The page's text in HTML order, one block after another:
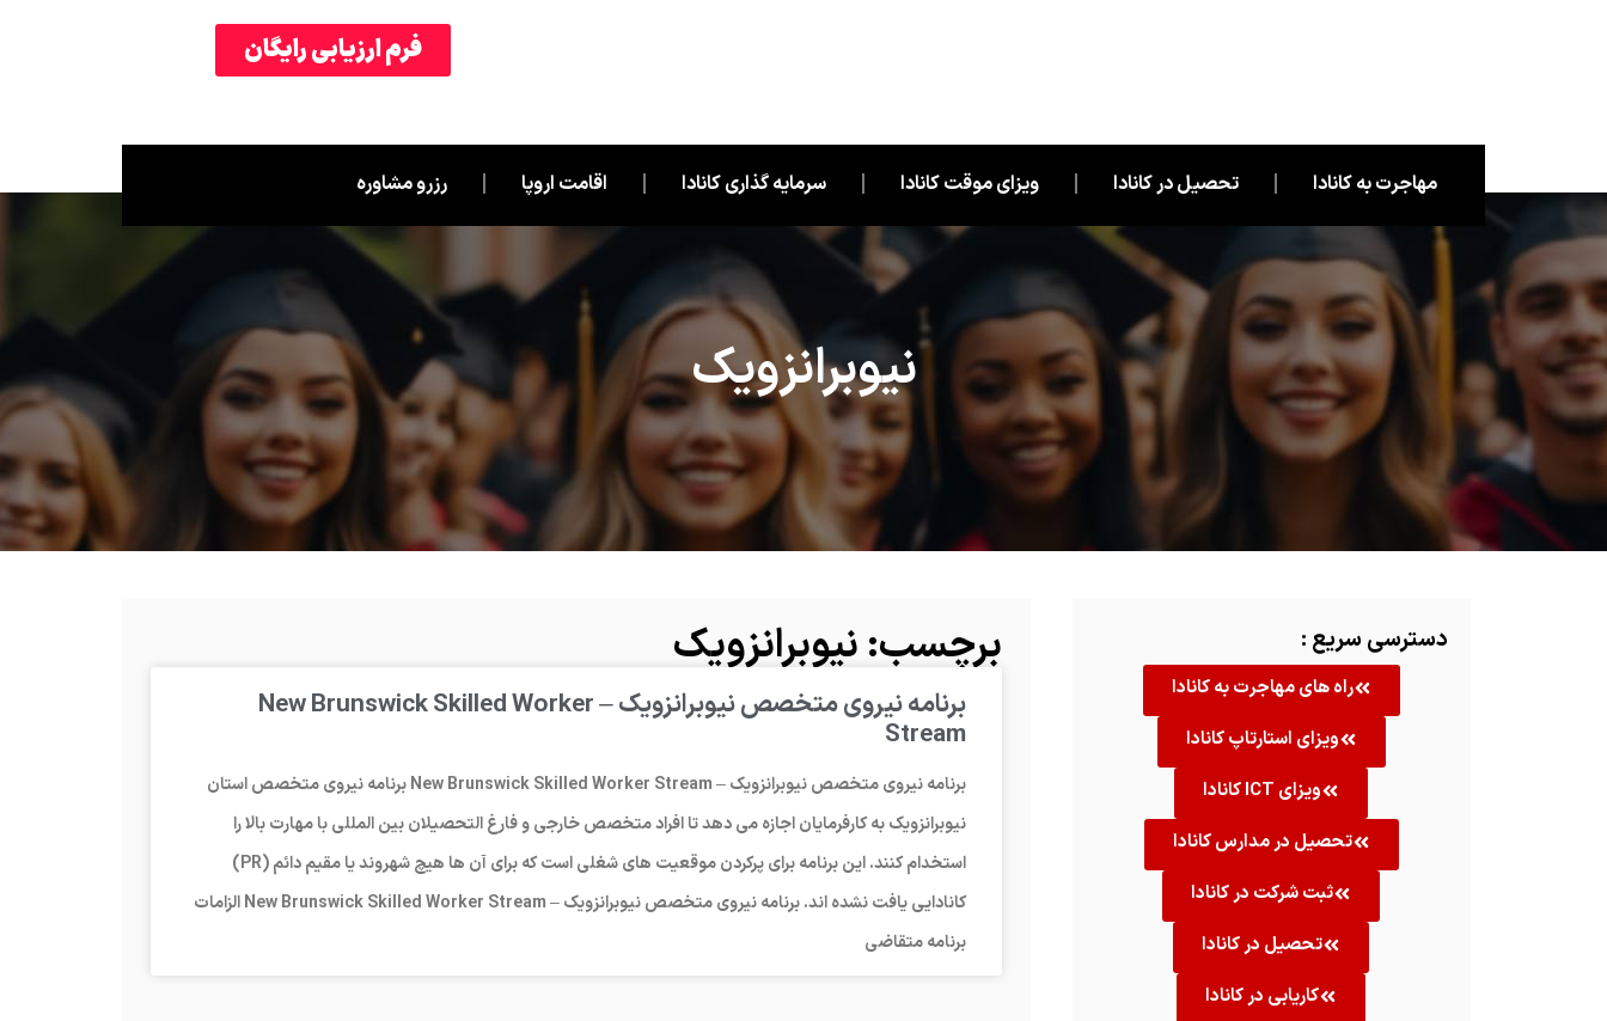
فرم ارزیابی رایگان
مهاجرت به کانادا تحصیل در کانادا ویزای موقت کانادا سرمایه گذاری کانادا اقامت اروپا رزرو مشاوره
نیوبرانزویک
دسترسی سریع :
راه های مهاجرت به کانادا
ویزای استارتاپ کانادا
ویزای ICT کانادا
تحصیل در مدارس کانادا
ثبت شرکت در کانادا
تحصیل در کانادا
کاریابی در کانادا
برچسب: نیوبرانزویک
برنامه نیروی متخصص نیوبرانزویک – New Brunswick Skilled Worker
Stream
برنامه نیروی متخصص نیوبرانزویک – New Brunswick Skilled Worker Stream برنامه نیروی متخصص استان
نیوبرانزویک به کارفرمایان اجازه می دهد تا افراد متخصص خارجی و فارغ التحصیلان بین المللی با مهارت بالا را
استخدام کنند. این برنامه برای پرکردن موقعیت های شغلی است که برای آن ها هیچ شهروند یا مقیم دائم (PR)
کانادایی یافت نشده اند. برنامه نیروی متخصص نیوبرانزویک – New Brunswick Skilled Worker Stream الزامات
برنامه متقاضی